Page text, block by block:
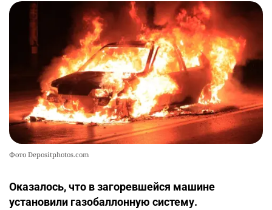
Фото Depositphotos.com
Оказалось, что в загоревшейся машине
установили газобаллонную систему.